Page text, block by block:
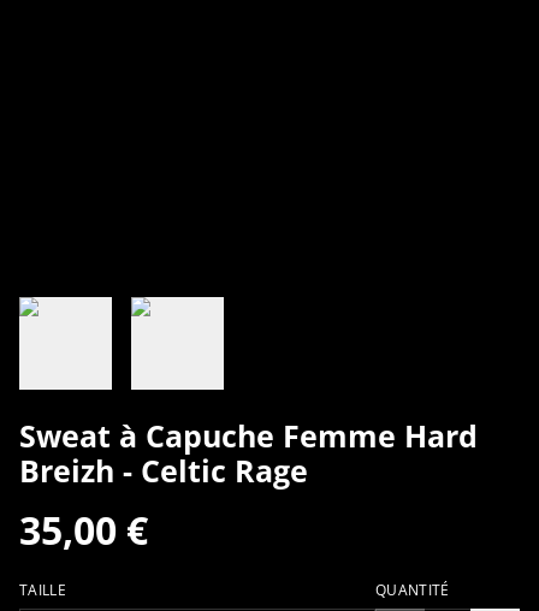
Sweat à Capuche Femme Hard
Breizh - Celtic Rage
35,00 €
TAILLE QUANTITÉ